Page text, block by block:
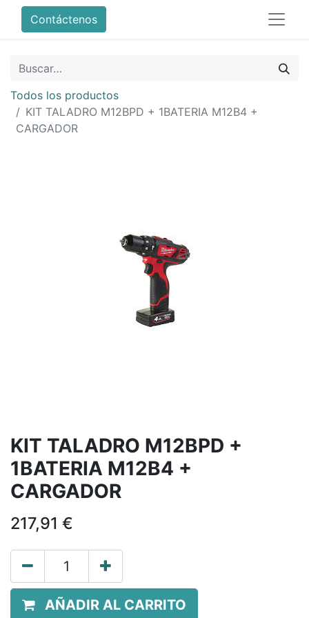
Contáctenos
Todos los productos
KIT TALADRO M12BPD + 1BATERIA M12B4 +
CARGADOR
KIT TALADRO M12BPD +
1BATERIA M12B4 +
CARGADOR
217,91 €
AÑADIR AL CARRITO